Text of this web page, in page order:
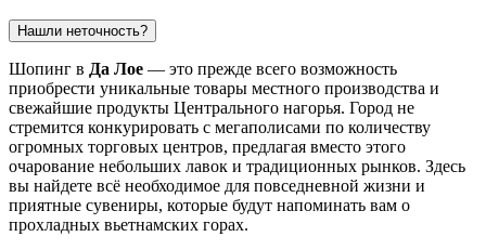
Нашли неточность?
Шопинг в Да Лое — это прежде всего возможность
приобрести уникальные товары местного производства и
свежайшие продукты Центрального нагорья. Город не
стремится конкурировать с мегаполисами по количеству
огромных торговых центров, предлагая вместо этого
очарование небольших лавок и традиционных рынков. Здесь
вы найдете всё необходимое для повседневной жизни и
приятные сувениры, которые будут напоминать вам о
прохладных вьетнамских горах.